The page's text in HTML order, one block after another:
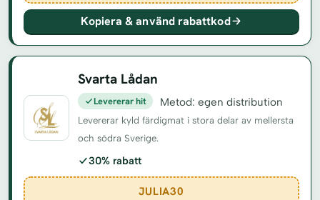
Kopiera & använd rabattkod
Svarta Lådan
Levererar hit Metod: egen distribution
Levererar kyld färdigmat i stora delar av mellersta
och södra Sverige.
30% rabatt
JULIA30